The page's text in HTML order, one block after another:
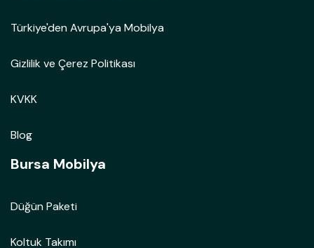
Türkiye'den Avrupa'ya Mobilya
Gizlilik ve Çerez Politikası
KVKK
Blog
Bursa Mobilya
Düğün Paketi
Koltuk Takımı